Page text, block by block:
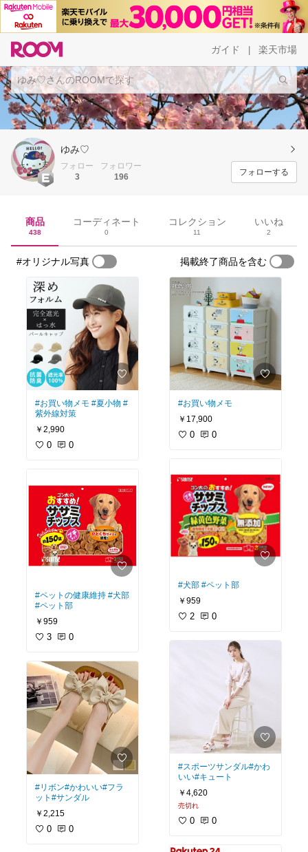
ガイド 楽天市場
ゆみ♡
フォロー
3
フォロワー
196
フォローする
商品
438
コーディネート
0
コレクション
11
いいね
2
#オリジナル写真 掲載終了商品を含む
#お買い物メモ #夏小物 #
紫外線対策
￥2,990
0 0
#ペットの健康維持 #犬部
#ペット部
￥959
3 0
#リボン#かわいい#フラ
ット #サンダル
￥2,215
0 0
#お買い物メモ
￥17,900
0 0
#犬部 #ペット部
￥959
2 0
#スポーツサンダル#かわ
いい#キュート
￥4,620
売切れ
0 0